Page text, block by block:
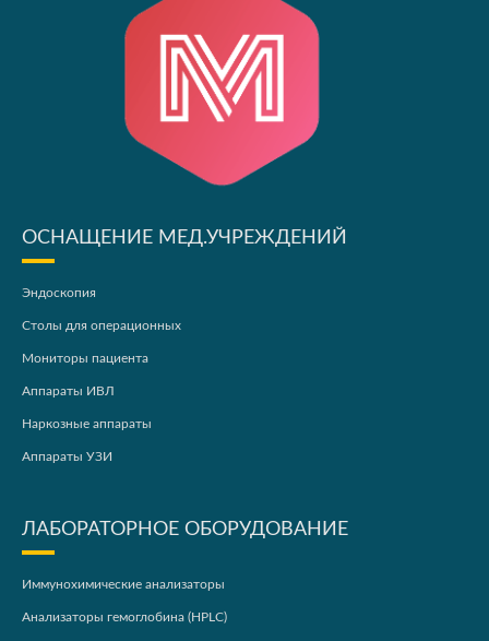
ОСНАЩЕНИЕ МЕД.УЧРЕЖДЕНИЙ
Эндоскопия
Столы для операционных
Мониторы пациента
Аппараты ИВЛ
Наркозные аппараты
Аппараты УЗИ
ЛАБОРАТОРНОЕ ОБОРУДОВАНИЕ
Иммунохимические анализаторы
Анализаторы гемоглобина (HPLC)